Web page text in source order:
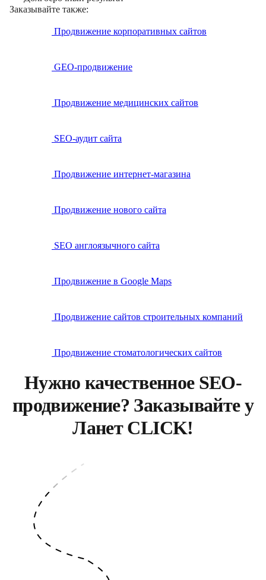
Заказывайте также:
Продвижение корпоративных сайтов
GEO-продвижение
Продвижение медицинских сайтов
SEO-аудит сайта
Продвижение интернет-магазина
Продвижение нового сайта
SEO англоязычного сайта
Продвижение в Google Maps
Продвижение сайтов строительных компаний
Продвижение стоматологических сайтов
Нужно качественное SEO-
продвижение? Заказывайте у
Ланет CLICK!